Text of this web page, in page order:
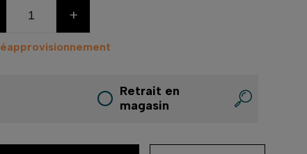
+
Retrait en
magasin